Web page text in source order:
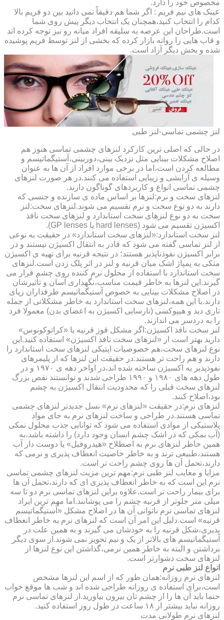
مخصوص خود را دارد.
عینک های نیم فریم : اگر شما هم دقیقاً نمی دانید بین دو فریم بالا
کدام را انتخاب کنید،همچنان یک انتخاب دیگر پیش روی شما
است.طراحان این عرصه به سلیقه افراد میانه رو نیز توجه کرده اند
و قاب هایی را روانه بازار کرده که بخشی از لنز توسط فریم پوشیده
شده و بخش دیگر آزاد است.
لنز چشمی تماسی-لنز طبی
در حالی که اصلی ترین کارکرد لنزهای چشمی تماسی هنوز هم
اصلاح مشکلات بینایی مثل نزدیک بینی،دوربینی،آستیگماتیسم و
مطالعه کردن است،اما در برخی موارد افراد از آن ها به عنوان
وسیله ی آرایشی و زیبایی استفاده می کنند.در هر صورت لنزهای
چشمی تماسی انواع و کاربردهای گوناگون دارند.
لنزهای سخت و نرم:لنزها بر اساس ماده ی سازنده و جنسی که
دارند به دو نوع سخت و نرم تقسیم می شوند.لنزهای سخت:لنز
سخت به دو نوع لنزهای سخت استاندارد و لنزهای سخت نافذ
اکسیژن تقسیم می شود (hard lenses یا GP lenses).
لنز سخت استاندارد:«لنزهای سخت استاندارد» در حقیقت به نوعی
از لنز تماسی گفته می شود که قادر به انتقال اکسیژن نیستند و در
برابر اکسیژن نفوذناپذیر هستند؛ در نتیجه قرنیه برای تهیه ی اکسیژن
متکی به پمپاژ اشک میان قرنیه و لنز در اثر پلک زدن است.لنزهای
سخت استاندارد با استفاده از محلول نرم کننده روی چشم قرار می
گیرند.این لنزها به خاطر قیمت مناسب،نگهداری آسان و تأثیرشان
در اصلاح مشکلات بینایی به خصوص آستیگماتیسم طرفداران زیای
دارند.با این همه،لنزهای سخت استاندارد به خاطر مشکلاتی از جمله
تاری دید و هیپوکسی (نارسایی اکسیژن به اعضای بدن) معمولا فرد
را به دردسر می اندازند.
لنز سخت نافذ اکسیژن:اگر مشکل قوز قرنیه یا «کراتوکونوس»
دارید بهتر است از «لنزهای سخت نافذ اکسیژن» استفاده کنید.این
نوع لنزهای سخت،هم خصوصیات اپتیکی لنزهای سخت استاندارد را
دارند و هم راحت تر هستند.در حقیقت این لنزها که از پلیمرهای
نفوذپذیر به اکسیژن ساخته شده اند،در اواخر دهه ی ۱۹۷۰ و در
طول دهه های ۱۹۸۰ و ۱۹۹۰ طراحی شدند و توانستند نقص بزرگ
لنزهای سخت قبلی را که محدودیت انتقال اکسیژن به چشم
بود،اصلاح کنند.
لنزهای نرم:در حقیقت «لنزهای نرم» نسل جدیدتر لنزهای چشمی
تماسی هستند.در طراحی و ساخت لنزهای نرم به جای مواد
پلاستیکی از موادی استفاده می شود که توانایی جذب محلول نمکی
(آب نمکی که در اشک چشم انسان وجود دارد) را داشته باشد،به
همین خاطر لنزهای نرم به اصطلاح «هیدروفیل» یا دوست دار آب
هستند،طبیعی ترند و به خاطر خاصیت انعطاف پذیری و نرمی که
دارند،تحمل آن ها روی چشم راحت تر است.
مزایا و معایب لنز طبی نرم:مهم ترین مزیت لنزهای چشمی تماسی
نرم این است که به خاطر انعطاف پذیری ای که دارند،تحمل آن ها
برای بیمار راحت تر است.علاوه براین لنزهای تماسی نرم دو تا سه
میلی متر جلوتر از قرنیه چشم را می پوشانند.اما مهم ترین ایراد
لنزهای تماسی نرم ناتوانی آن ها در اصلاح مشکل «آستیگماتیسم
قرنیه» است.دلیل این امر آن است که لنزهای نرم به خاطر انعطاف
پذیری،شکل قرنیه را به خودشان می گیرند و به همین علت در
آستیگماتیسم های بالاتر از یک و نیم تجویز نمی شوند.از سوی دیگر
برداشتن و البته به خاطر همین نرمی،گذاشتن این نوع لنزها از
لنزهای سخت دشوارتر است.
انواع لنز طبی نرم
لنزهای نرم روزانه:همان طور که از اسم این لنزها مشخص
است،برای استفاده ی روزانه طراحی شده اند و شب ها موقع خواب
حتما باید آن ها را از چشم تان بیرون بیاورید.از لنزهای تماسی نرم
روزانه نباید بیشتر از ۱۸ ساعت در طول روز استفاده کنید.
لنزهای نرم طولانی مدت